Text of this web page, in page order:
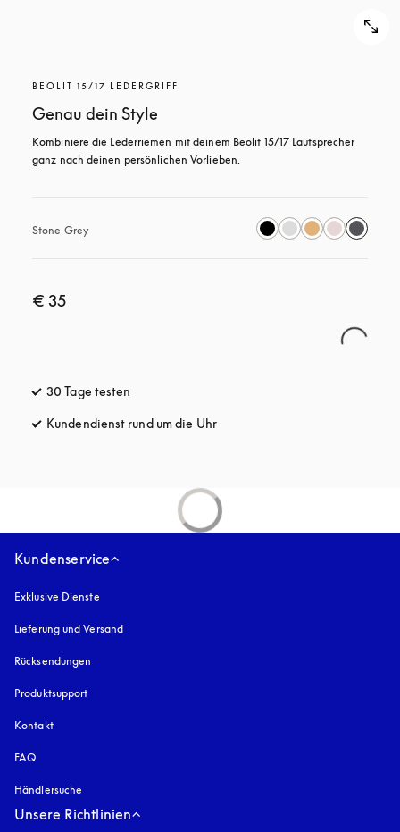
BEOLIT 15/17 LEDERGRIFF
Genau dein Style
Kombiniere die Lederriemen mit deinem Beolit 15/17 Lautsprecher
ganz nach deinen persönlichen Vorlieben.
Stone Grey
€ 35
30 Tage testen
Kundendienst rund um die Uhröffnet sich in einem neuen Tab
Kundenservice
Exklusive Dienste
Lieferung und Versand
Rücksendungen
Produktsupport
Kontakt
FAQ
Händlersuche
Unsere Richtlinien